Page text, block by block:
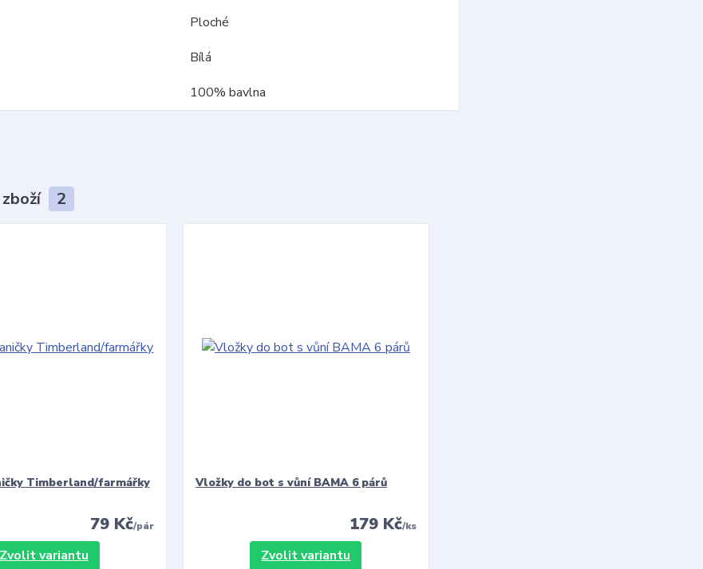
Ploché
Bílá
100% bavlna
2
Timberland/farmářky
79 Kč/pár
Zvolit variantu
Vložky do bot s vůní BAMA 6 párů
179 Kč/ks
Zvolit variantu